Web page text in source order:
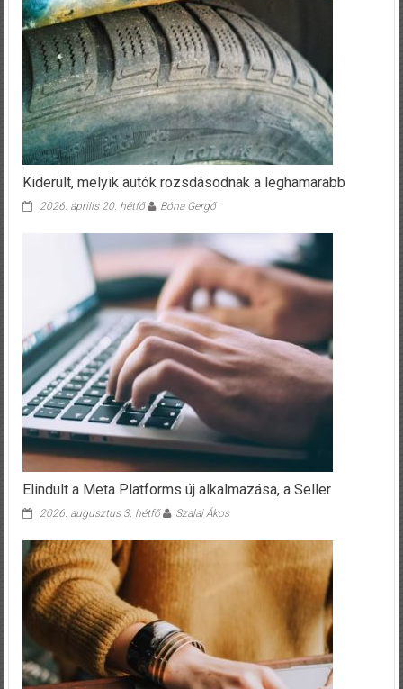
Kiderült, melyik autók rozsdásodnak a leghamarabb
2026. április 20. hétfő Bóna Gergő
Elindult a Meta Platforms új alkalmazása, a Seller
2026. augusztus 3. hétfő Szalai Ákos